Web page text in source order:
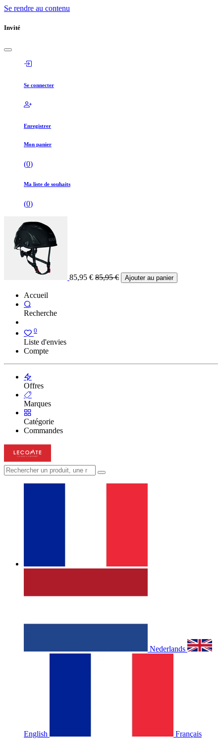
Se rendre au contenu
Invité
Se connecter
Enregistrer
Mon panier
(0)
Ma liste de souhaits
(0)
85,95 € 85,95€ Ajouter au panier
Accueil
Recherche
0
Liste d'envies
Compte
Offres
Marques
Catégorie
Commandes
Nederlands
English
Français